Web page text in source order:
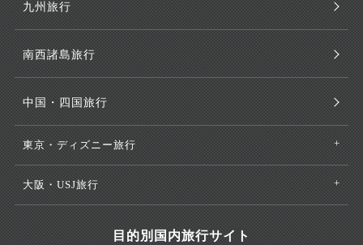
九州旅行
南西諸島旅行
中国・四国旅行
東京・ディズニー旅行
大阪・USJ旅行
目的別国内旅行サイト